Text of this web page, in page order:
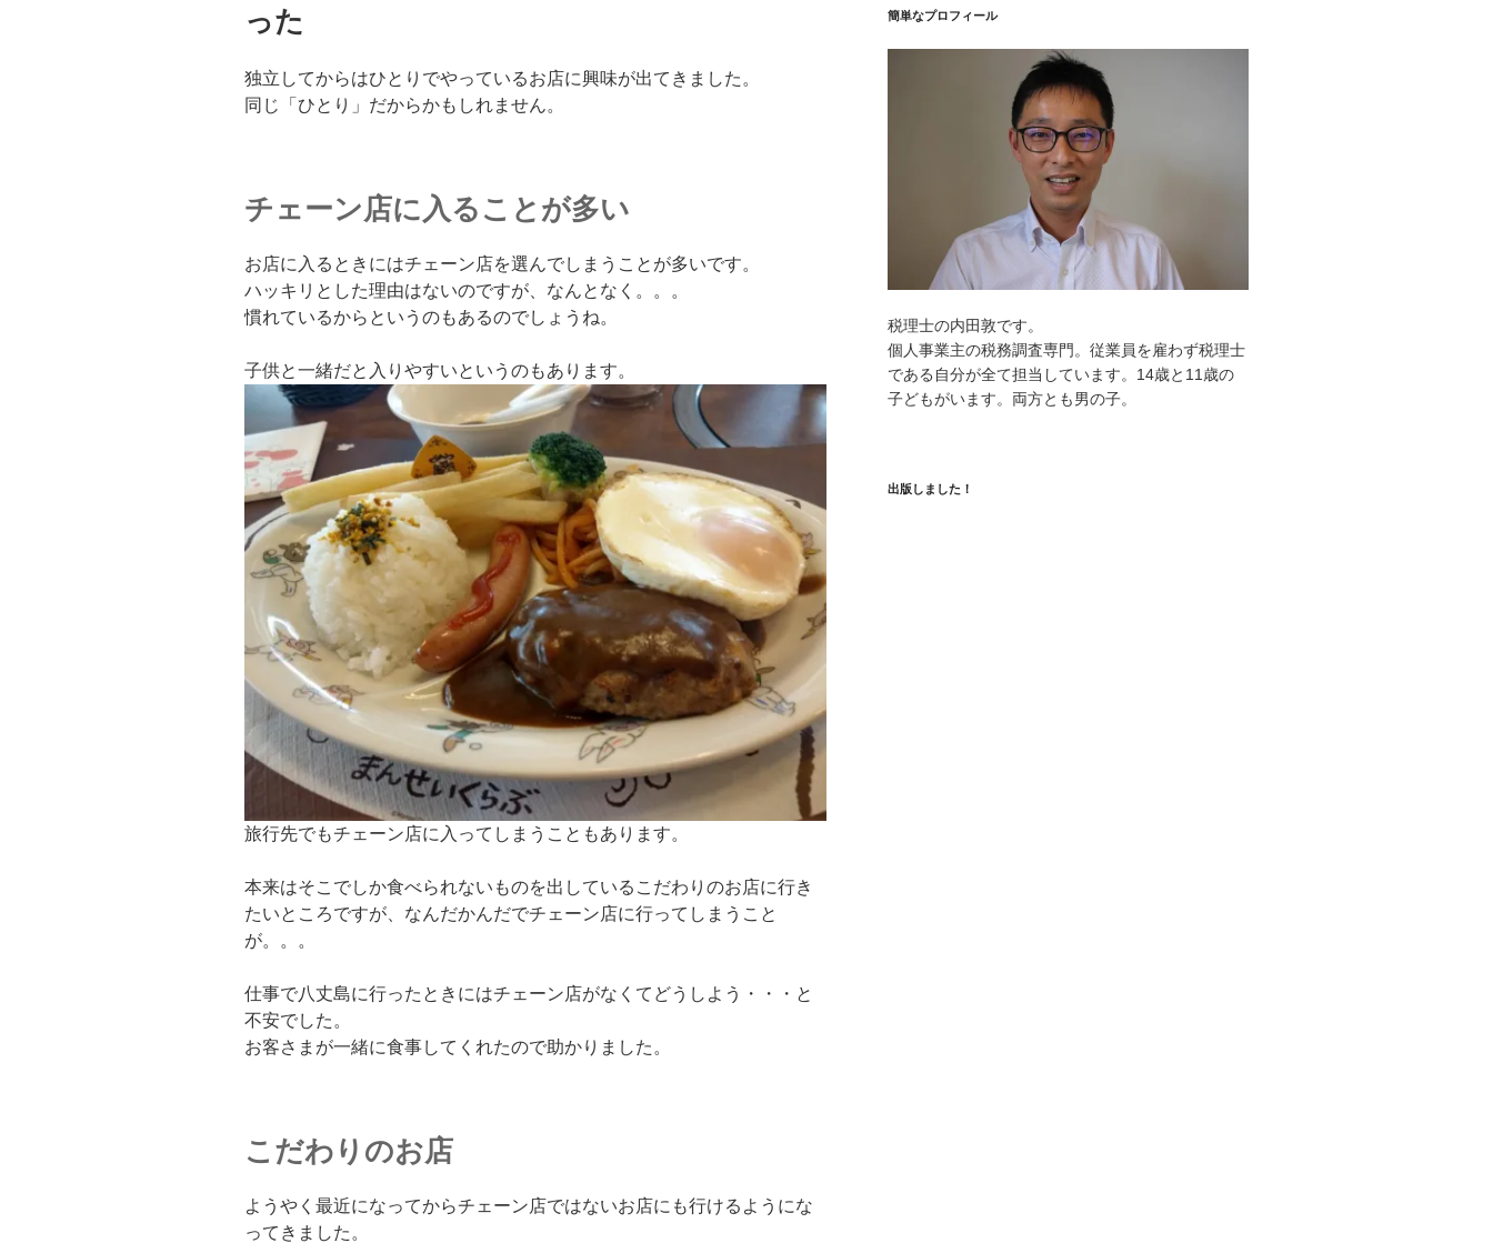
った
独立してからはひとりでやっているお店に興味が出てきました。
同じ「ひとり」だからかもしれません。
チェーン店に入ることが多い
お店に入るときにはチェーン店を選んでしまうことが多いです。
ハッキリとした理由はないのですが、なんとなく。。。
慣れているからというのもあるのでしょうね。
子供と一緒だと入りやすいというのもあります。
旅行先でもチェーン店に入ってしまうこともあります。
本来はそこでしか食べられないものを出しているこだわりのお店に行き
たいところですが、なんだかんだでチェーン店に行ってしまうこと
が。。。
仕事で八丈島に行ったときにはチェーン店がなくてどうしよう・・・と
不安でした。
お客さまが一緒に食事してくれたので助かりました。
こだわりのお店
ようやく最近になってからチェーン店ではないお店にも行けるようにな
ってきました。
簡単なプロフィール
税理士の内田敦です。
個人事業主の税務調査専門。従業員を雇わず税理士
である自分が全て担当しています。14歳と11歳の
子どもがいます。両方とも男の子。
出版しました！